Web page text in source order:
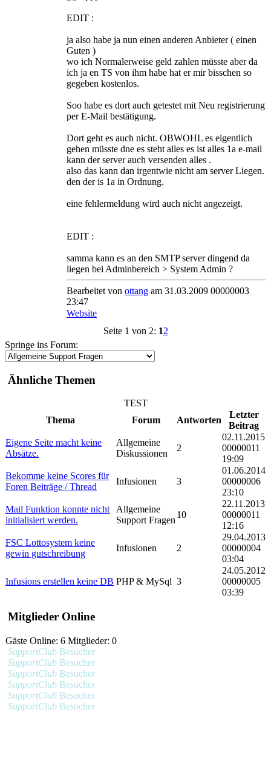
EDIT :
ja also habe ja nun einen anderen Anbieter ( einen
Guten )
wo ich Normalerweise geld zahlen müsste aber da
ich ja en TS von ihm habe hat er mir bisschen so
gegeben kostenlos.
Soo habe es dort auch getestet mit Neu registrierung
per E-Mail bestätigung.
Dort geht es auch nicht. OBWOHL es eigentlich
gehen müsste dne es steht alles es ist alles 1a e-mail
kann der server auch versenden alles .
also das kann dan irgentwie nicht am server Liegen.
den der is 1a in Ordnung.
eine fehlermeldung wird auch nicht angezeigt.
EDIT :
samma kann es an den SMTP server dingend da
liegen bei Adminbereich > System Admin ?
Bearbeitet von ottang am 31.03.2009 00000003
23:47
Website
Seite 1 von 2: 12
Springe ins Forum:
Ähnliche Themen
TEST
Thema
Forum Antworten
Letzter
Beitrag
Eigene Seite macht keine
Absätze.
Allgemeine
Diskussionen
2
02.11.2015
00000011
19:09
Bekomme keine Scores für
Foren Beiträge / Thread
Infusionen 3
01.06.2014
00000006
23:10
Mail Funktion konnte nicht
initialisiert werden.
Allgemeine
Support Fragen
10
22.11.2013
00000011
12:16
FSC Lottosystem keine
gewin gutschreibung
Infusionen 2
29.04.2013
00000004
03:04
Infusions erstellen keine DB PHP & MySql 3
24.05.2012
00000005
03:39
Mitglieder Online
Gäste Online: 6 Mitglieder: 0
SupportClub Besucher
SupportClub Besucher
SupportClub Besucher
SupportClub Besucher
SupportClub Besucher
SupportClub Besucher